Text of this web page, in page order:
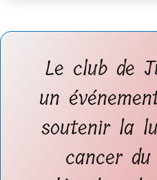
Le club de
un
soutenir la
cancer